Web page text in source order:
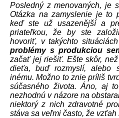
Posledný z menovaných, je
Otázka na zamyslenie je to
keď ste už usazenější a
priateľkou, že by ste
hovoriť, v takýchto
problémy s produkciou
začať jej riešiť. Ešte skôr,
dieťa, buď rozmyslí, alebo
inému. Možno to znie príliš
súčasného života. Áno, aj
nezhodnú v názore na
niektorý z nich zdravotné
stáva sa veľmi často, že vzťah